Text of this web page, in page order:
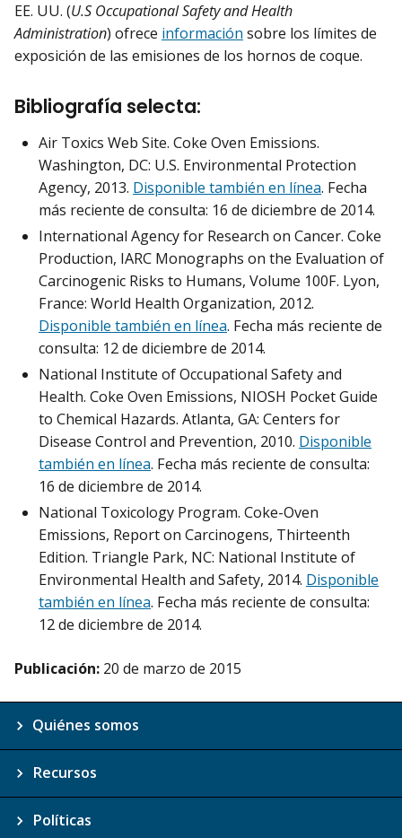
EE. UU. (U.S Occupational Safety and Health
Administration) ofrece información sobre los límites de
exposición de las emisiones de los hornos de coque.
Bibliografía selecta:
Air Toxics Web Site. Coke Oven Emissions.
Washington, DC: U.S. Environmental Protection
Agency, 2013. Disponible también en línea. Fecha
más reciente de consulta: 16 de diciembre de 2014.
International Agency for Research on Cancer. Coke
Production, IARC Monographs on the Evaluation of
Carcinogenic Risks to Humans, Volume 100F. Lyon,
France: World Health Organization, 2012.
Disponible también en línea. Fecha más reciente de
consulta: 12 de diciembre de 2014.
National Institute of Occupational Safety and
Health. Coke Oven Emissions, NIOSH Pocket Guide
to Chemical Hazards. Atlanta, GA: Centers for
Disease Control and Prevention, 2010. Disponible
también en línea. Fecha más reciente de consulta:
16 de diciembre de 2014.
National Toxicology Program. Coke-Oven
Emissions, Report on Carcinogens, Thirteenth
Edition. Triangle Park, NC: National Institute of
Environmental Health and Safety, 2014. Disponible
también en línea. Fecha más reciente de consulta:
12 de diciembre de 2014.
Publicación: 20 de marzo de 2015
Quiénes somos
Recursos
Políticas